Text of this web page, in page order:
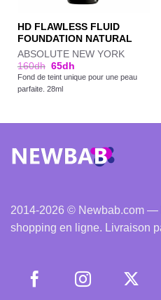
HD FLAWLESS FLUID
FOUNDATION NATURAL
ABSOLUTE NEW YORK
160dh 65dh
Fond de teint unique pour une peau
parfaite. 28ml
2014-2026 © Newbab.com —
shopping en ligne. Livraison